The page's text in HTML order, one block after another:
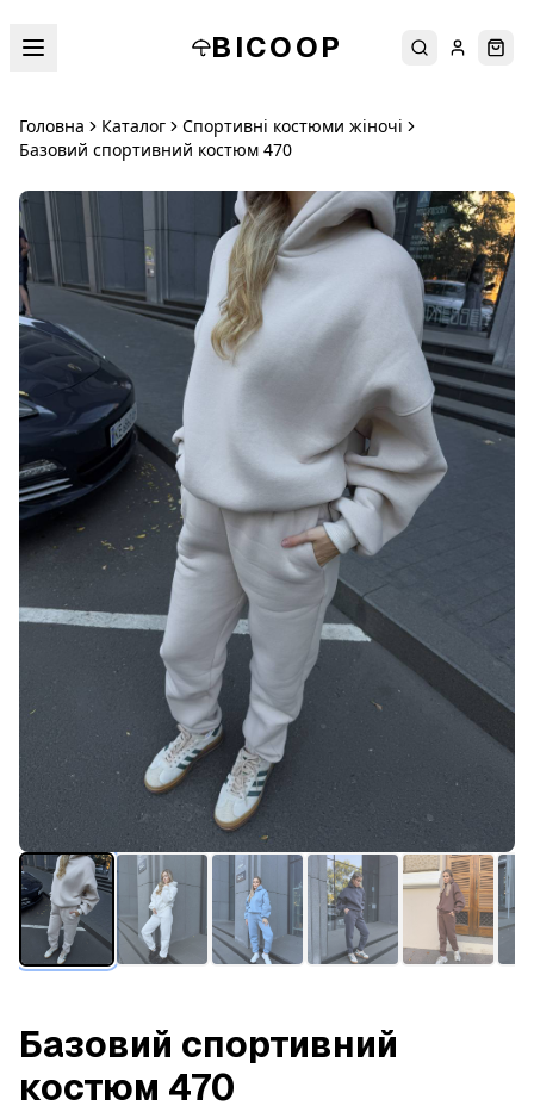
BICOOP ПошукУвійти
Головна Каталог
Спортивні костюми жіночі
Базовий спортивний костюм 470
Базовий спортивний
костюм 470